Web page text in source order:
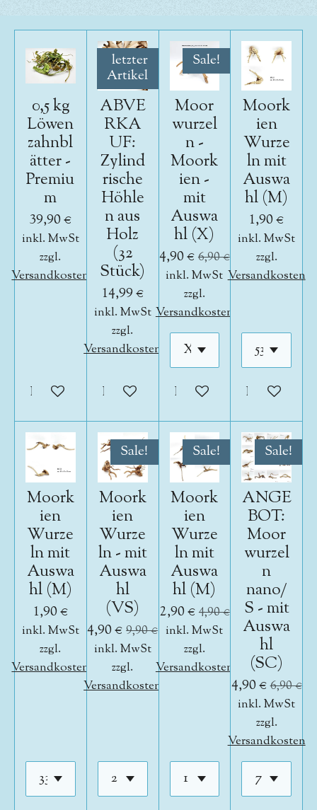
0,5 kg
Löwen
zahnbl
ätter -
Premiu
m
39,90 €
inkl. MwSt
zzgl.
Versandkosten
In den Warenkorb
letzter
Artikel
ABVE
RKA
UF:
Zylind
rische
Höhle
n aus
Holz
(32
Stück)
14,99 €
inkl. MwSt
zzgl.
Versandkosten
In den Warenkorb
Sale!
Moor
wurzel
n -
Moork
ien -
mit
Auswa
hl (X)
4,90 € 6,90 €
inkl. MwSt
zzgl.
Versandkosten
In den Warenkorb
Moork
ien
Wurze
ln mit
Auswa
hl (M)
1,90 €
inkl. MwSt
zzgl.
Versandkosten
In den
Moork
ien
Wurze
ln mit
Auswa
hl (M)
1,90 €
inkl. MwSt
zzgl.
Versandkosten
Sale!
Moork
ien
Wurze
ln - mit
Auswa
hl
(VS)
4,90 € 9,90 €
inkl. MwSt
zzgl.
Versandkosten
Sale!
Moork
ien
Wurze
ln mit
Auswa
hl (M)
2,90 € 4,90 €
inkl. MwSt
zzgl.
Versandkosten
Sale!
ANGE
BOT:
Moor
wurzel
n
nano/
S - mit
Auswa
hl
(SC)
4,90 €6,90 €
inkl. MwSt
zzgl.
Versandkosten